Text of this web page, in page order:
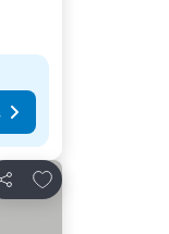
Compartir
Añadir a favoritos